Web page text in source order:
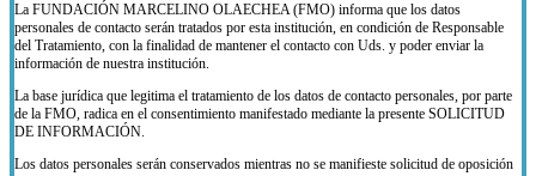
La FUNDACIÓN MARCELINO OLAECHEA (FMO) informa que los datos
personales de contacto serán tratados por esta institución, en condición de Responsable
del Tratamiento, con la finalidad de mantener el contacto con Uds. y poder enviar la
información de nuestra institución.
La base jurídica que legitima el tratamiento de los datos de contacto personales, por parte
de la FMO, radica en el consentimiento manifestado mediante la presente SOLICITUD
DE INFORMACIÓN.
Los datos personales serán conservados mientras no se manifieste solicitud de oposición